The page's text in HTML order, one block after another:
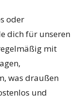
oder
dich für unseren
mit
was draußen
und